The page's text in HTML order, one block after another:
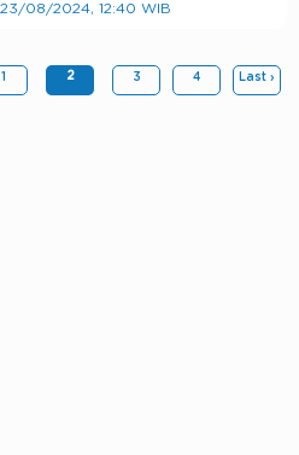
23/08/2024, 12:40 WIB
1 2 3 4 Last ›